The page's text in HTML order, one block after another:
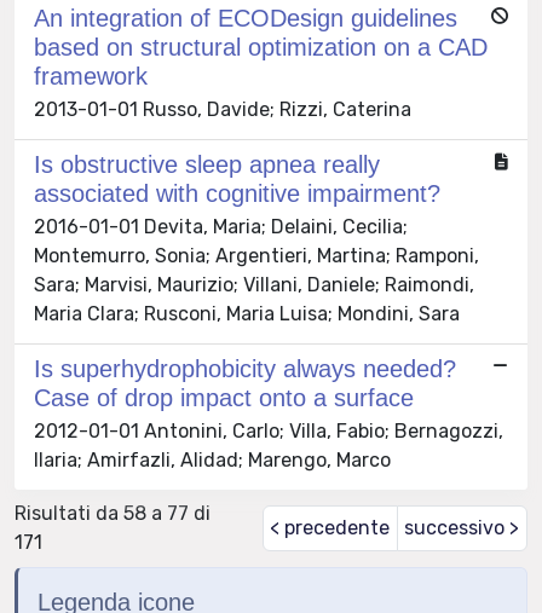
An integration of ECODesign guidelines
based on structural optimization on a CAD
framework
2013-01-01 Russo, Davide; Rizzi, Caterina
Is obstructive sleep apnea really
associated with cognitive impairment?
2016-01-01 Devita, Maria; Delaini, Cecilia;
Montemurro, Sonia; Argentieri, Martina; Ramponi,
Sara; Marvisi, Maurizio; Villani, Daniele; Raimondi,
Maria Clara; Rusconi, Maria Luisa; Mondini, Sara
Is superhydrophobicity always needed?
Case of drop impact onto a surface
2012-01-01 Antonini, Carlo; Villa, Fabio; Bernagozzi,
Ilaria; Amirfazli, Alidad; Marengo, Marco
Risultati da 58 a 77 di
171
< precedente successivo >
Legenda icone